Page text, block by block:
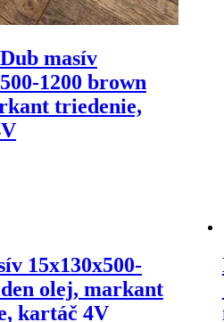
masív
1200 brown
triedenie,
15x130x500-
olej, markant
kartáč 4V